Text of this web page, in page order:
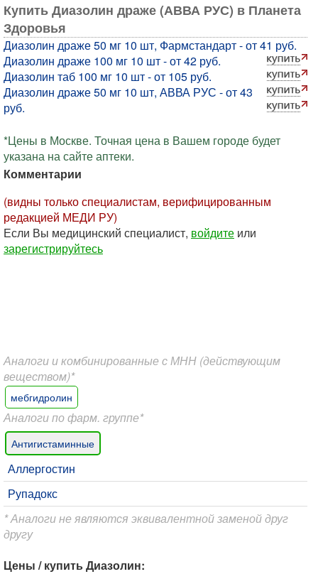
Купить Диазолин драже (АВВА РУС) в Планета
Здоровья
Диазолин драже 50 мг 10 шт, Фармстандарт - от 41 руб.
Диазолин драже 100 мг 10 шт - от 42 руб.
Диазолин таб 100 мг 10 шт - от 105 руб.
Диазолин драже 50 мг 10 шт, АВВА РУС - от 43
руб.
*Цены в Москве. Точная цена в Вашем городе будет
указана на сайте аптеки.
Комментарии
(видны только специалистам, верифицированным
редакцией МЕДИ РУ)
Если Вы медицинский специалист, войдите или
зарегистрируйтесь
Аналоги и комбинированные с МНН (действующим
веществом)*
мебгидролин
Аналоги по фарм. группе*
Антигистаминные
Аллергостин
Рупадокс
* Аналоги не являются эквивалентной заменой друг
другу
Цены / купить Диазолин: